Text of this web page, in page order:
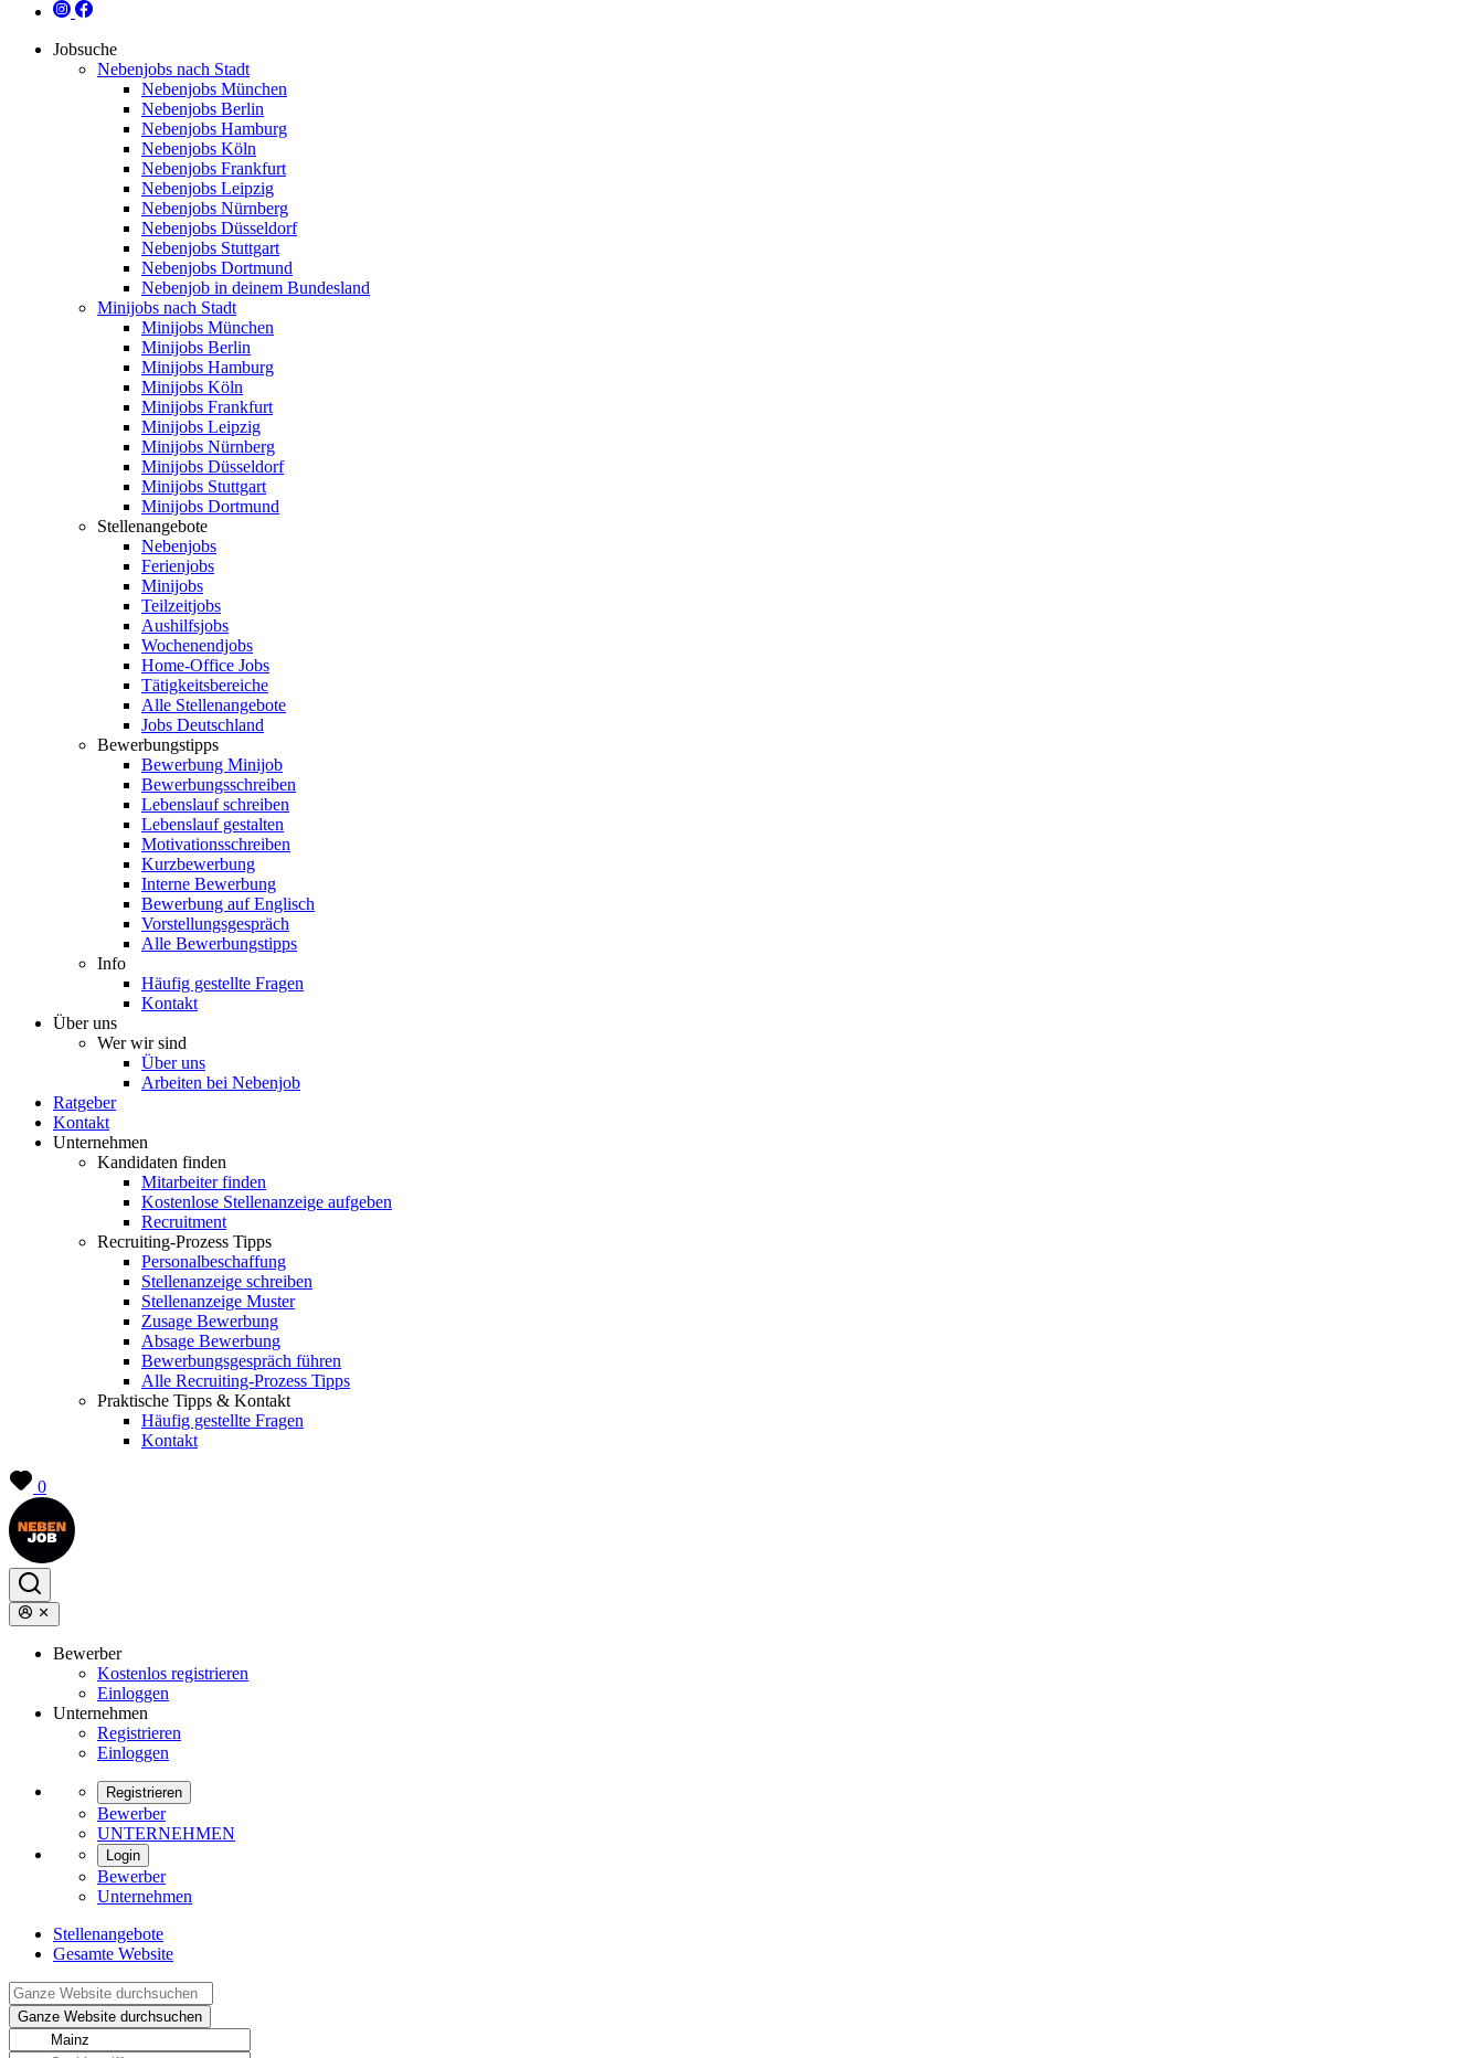
Jobsuche
Nebenjobs nach Stadt
Nebenjobs München
Nebenjobs Berlin
Nebenjobs Hamburg
Nebenjobs Köln
Nebenjobs Frankfurt
Nebenjobs Leipzig
Nebenjobs Nürnberg
Nebenjobs Düsseldorf
Nebenjobs Stuttgart
Nebenjobs Dortmund
Nebenjob in deinem Bundesland
Minijobs nach Stadt
Minijobs München
Minijobs Berlin
Minijobs Hamburg
Minijobs Köln
Minijobs Frankfurt
Minijobs Leipzig
Minijobs Nürnberg
Minijobs Düsseldorf
Minijobs Stuttgart
Minijobs Dortmund
Stellenangebote
Nebenjobs
Ferienjobs
Minijobs
Teilzeitjobs
Aushilfsjobs
Wochenendjobs
Home-Office Jobs
Tätigkeitsbereiche
Alle Stellenangebote
Jobs Deutschland
Bewerbungstipps
Bewerbung Minijob
Bewerbungsschreiben
Lebenslauf schreiben
Lebenslauf gestalten
Motivationsschreiben
Kurzbewerbung
Interne Bewerbung
Bewerbung auf Englisch
Vorstellungsgespräch
Alle Bewerbungstipps
Info
Häufig gestellte Fragen
Kontakt
Über uns
Wer wir sind
Über uns
Arbeiten bei Nebenjob
Ratgeber
Kontakt
Unternehmen
Kandidaten finden
Mitarbeiter finden
Kostenlose Stellenanzeige aufgeben
Recruitment
Recruiting-Prozess Tipps
Personalbeschaffung
Stellenanzeige schreiben
Stellenanzeige Muster
Zusage Bewerbung
Absage Bewerbung
Bewerbungsgespräch führen
Alle Recruiting-Prozess Tipps
Praktische Tipps & Kontakt
Häufig gestellte Fragen
Kontakt
0
Bewerber
Kostenlos registrieren
Einloggen
Unternehmen
Registrieren
Einloggen
Registrieren
Bewerber
UNTERNEHMEN
Login
Bewerber
Unternehmen
Stellenangebote
Gesamte Website